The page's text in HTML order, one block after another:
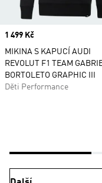
Price
1 499 Kč
MIKINA S KAPUCÍ AUDI
REVOLUT F1 TEAM
BORTOLETO GRAPHIC III
Děti Performance